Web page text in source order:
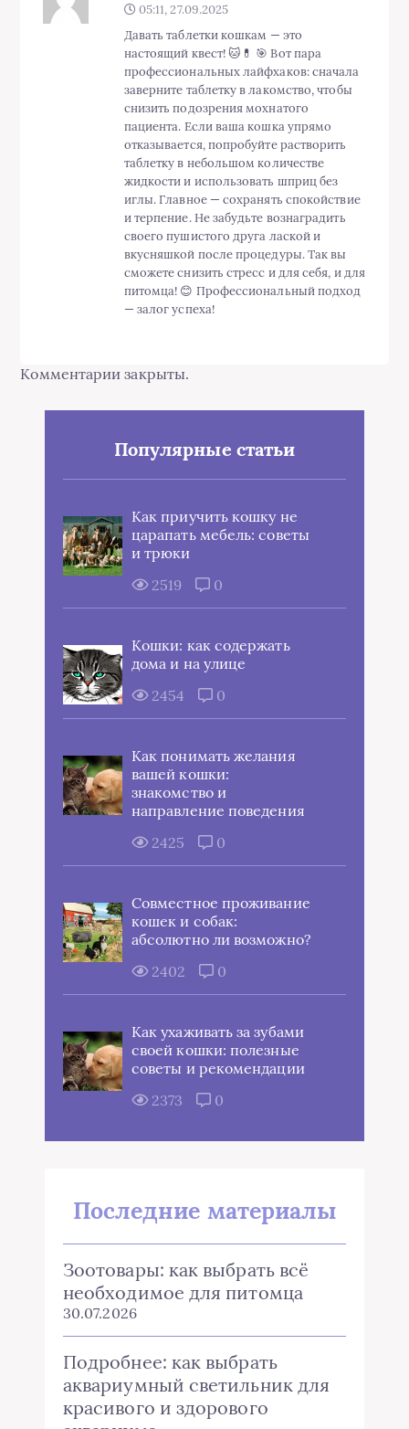
05:11, 27.09.2025
Давать таблетки кошкам — это
настоящий квест! 🐱💊 🎯 Вот пара
профессиональных лайфхаков: сначала
заверните таблетку в лакомство, чтобы
снизить подозрения мохнатого
пациента. Если ваша кошка упрямо
отказывается, попробуйте растворить
таблетку в небольшом количестве
жидкости и использовать шприц без
иглы. Главное — сохранять спокойствие
и терпение. Не забудьте вознаградить
своего пушистого друга лаской и
вкусняшкой после процедуры. Так вы
сможете снизить стресс и для себя, и для
питомца! 😊 Профессиональный подход
— залог успеха!
Комментарии закрыты.
Популярные статьи
Как приучить кошку не
царапать мебель: советы
и трюки
2519
0
Кошки: как содержать
дома и на улице
2454
0
Как понимать желания
вашей кошки:
знакомство и
направление поведения
2425
0
Совместное проживание
кошек и собак:
абсолютно ли возможно?
2402
0
Как ухаживать за зубами
своей кошки: полезные
советы и рекомендации
2373
0
Последние материалы
Зоотовары: как выбрать всё
необходимое для питомца
30.07.2026
Подробнее: как выбрать
аквариумный светильник для
красивого и здорового